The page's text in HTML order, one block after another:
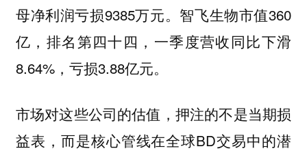
母净利润亏损9385万元。智飞生物市值360
亿，排名第四十四，一季度营收同比下滑
8.64%，亏损3.88亿元。
市场对这些公司的估值，押注的不是当期损
益表，而是核心管线在全球BD交易中的潜